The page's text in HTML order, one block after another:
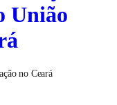
União
no Ceará